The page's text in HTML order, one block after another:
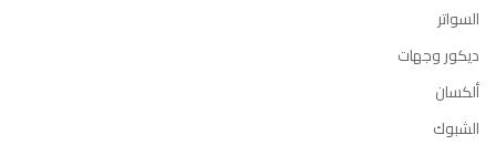
السواتر
ديكور وجهات
ألكسان
الشبوك